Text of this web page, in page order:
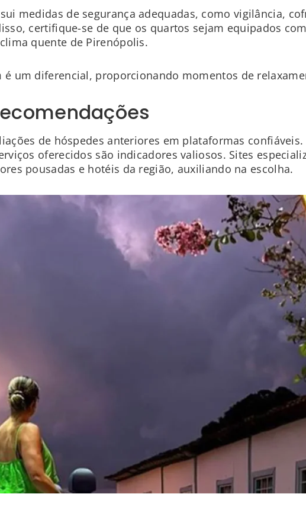
medidas de segurança adequadas, como vigilância,
certifique-se de que os quartos sejam equipados
quente de Pirenópolis.
é um diferencial, proporcionando momentos de
de hóspedes anteriores em plataformas
oferecidos são indicadores valiosos. Sites
pousadas e hotéis da região, auxiliando na escolha.